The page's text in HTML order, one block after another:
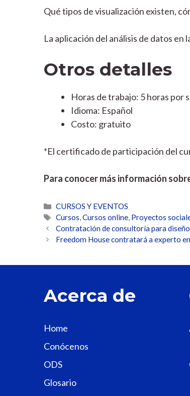
Qué tipos de visualización existen,
La aplicación del análisis de datos
Otros detalles
Horas de trabajo: 5 horas por
Idioma: Español
Costo: gratuito
*El certificado de participación del
Para conocer más información
Categorías
CURSOS Y EVENTOS
Etiquetas
Cursos,Cursos online, Proyectos
Contratación de consultoría para
Freedom House contratará a experto
Acerca de
Home
Conócenos
ODS
Glosario